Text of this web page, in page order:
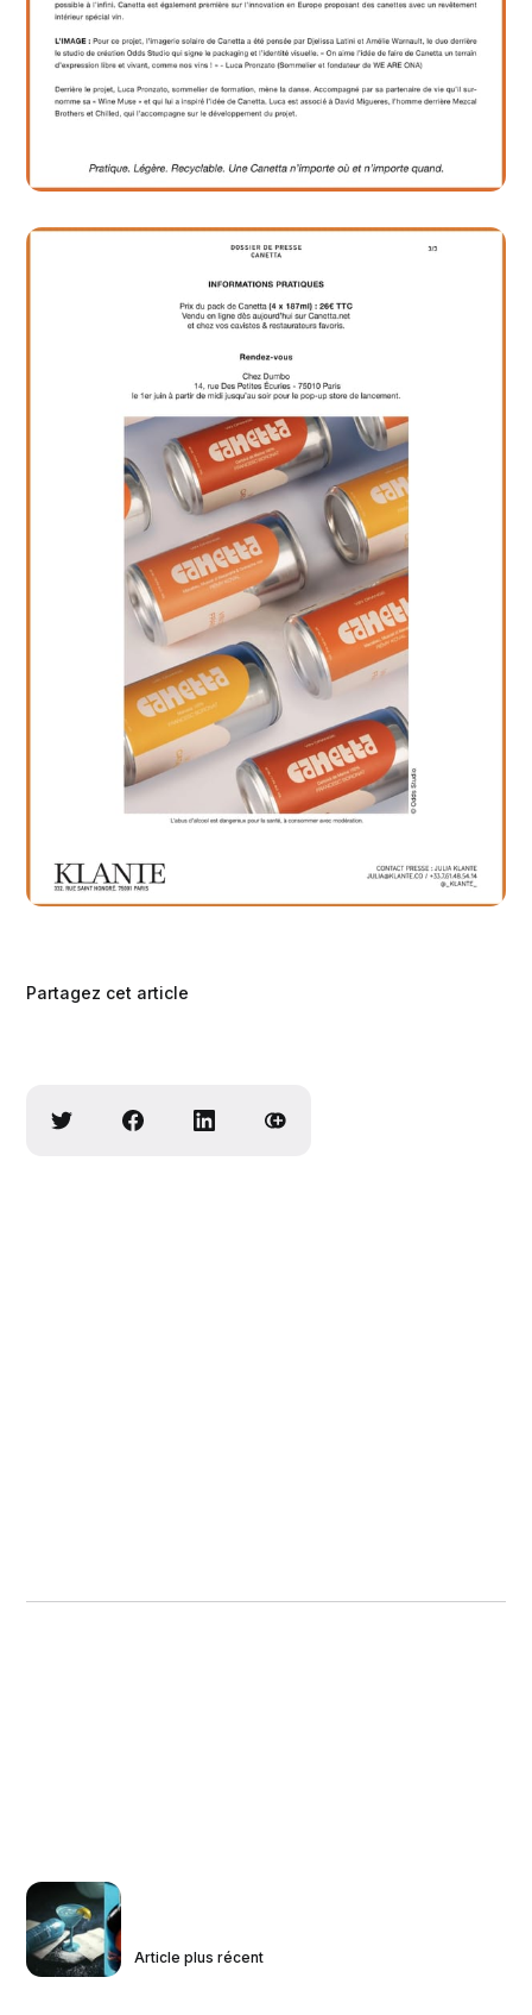
Partagez cet article
Article plus récent